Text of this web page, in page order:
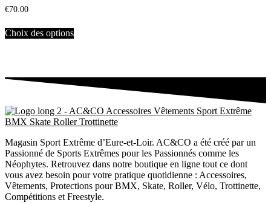
€70.00
Choix des options
Magasin Sport Extrême d’Eure-et-Loir. AC&CO a été créé par un
Passionné de Sports Extrêmes pour les Passionnés comme les
Néophytes. Retrouvez dans notre boutique en ligne tout ce dont
vous avez besoin pour votre pratique quotidienne : Accessoires,
Vêtements, Protections pour BMX, Skate, Roller, Vélo, Trottinette,
Compétitions et Freestyle.